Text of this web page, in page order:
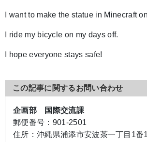
I want to make the statue in Minecraft
I ride my bicycle on my days off.
I hope everyone stays safe!
この記事に関するお問い合わせ
企画部 国際交流課
郵便番号： 901-2501
住所： 沖縄県浦添市安波茶一丁目1番